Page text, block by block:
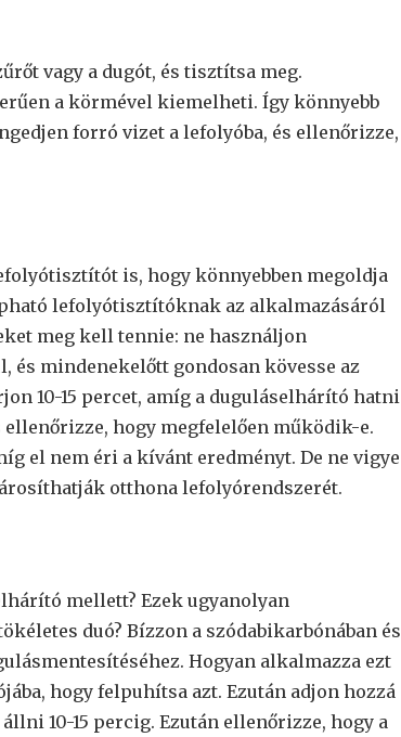
vagy a dugót, és tisztítsa meg.
a körmével kiemelheti. Így könnyebb
forró vizet a lefolyóba, és ellenőrizze,
is, hogy könnyebben megoldja
lefolyótisztítóknak az alkalmazásáról
meg kell tennie: ne használjon
és mindenekelőtt gondosan kövesse az
10-15 percet, amíg a duguláselhárító hatni
hogy megfelelően működik-e.
el nem éri a kívánt eredményt. De ne vigye
otthona lefolyórendszerét.
mellett? Ezek ugyanolyan
duó? Bízzon a szódabikarbónában és
Hogyan alkalmazza ezt
hogy felpuhítsa azt. Ezután adjon hozzá
10-15 percig. Ezután ellenőrizze, hogy a